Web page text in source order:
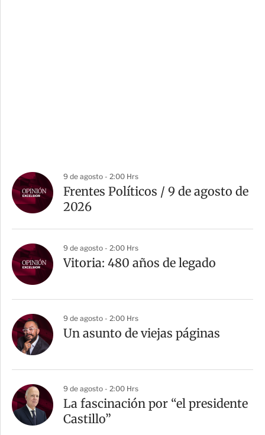
9 de agosto - 2:00 Hrs
Frentes Políticos / 9 de agosto de
2026
9 de agosto - 2:00 Hrs
Vitoria: 480 años de legado
9 de agosto - 2:00 Hrs
Un asunto de viejas páginas
9 de agosto - 2:00 Hrs
La fascinación por “el presidente
Castillo”